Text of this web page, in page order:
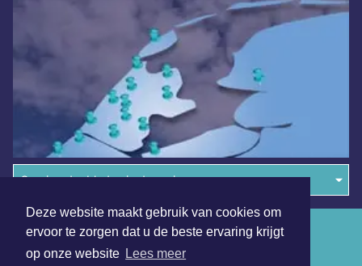
Deze website maakt gebruik van cookies om
ervoor te zorgen dat u de beste ervaring krijgt
op onze website Lees meer
Overige dagbladen in de regio
Algemene voorwaarden
Disclaimer